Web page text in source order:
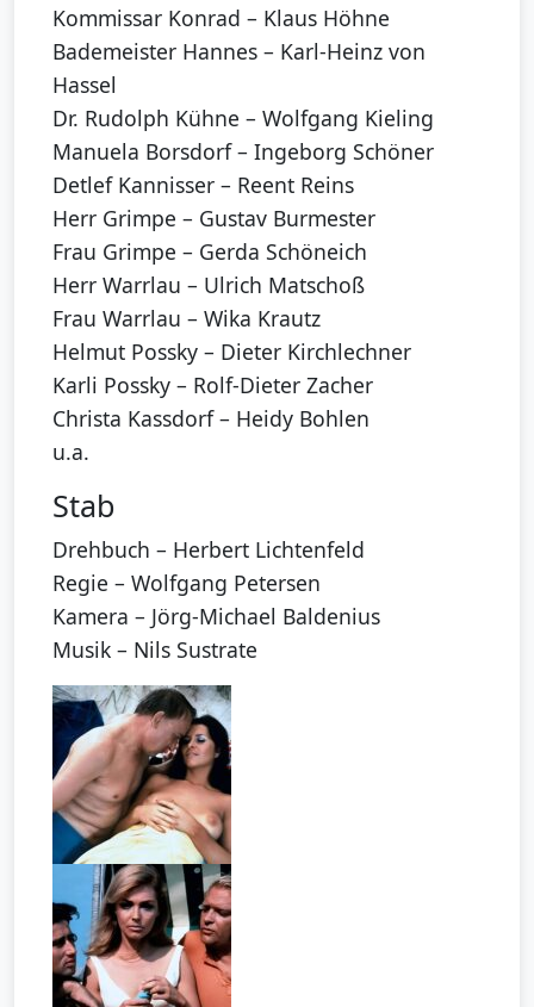
Kommissar Konrad – Klaus Höhne
Bademeister Hannes – Karl-Heinz von
Hassel
Dr. Rudolph Kühne – Wolfgang Kieling
Manuela Borsdorf – Ingeborg Schöner
Detlef Kannisser – Reent Reins
Herr Grimpe – Gustav Burmester
Frau Grimpe – Gerda Schöneich
Herr Warrlau – Ulrich Matschoß
Frau Warrlau – Wika Krautz
Helmut Possky – Dieter Kirchlechner
Karli Possky – Rolf-Dieter Zacher
Christa Kassdorf – Heidy Bohlen
u.a.
Stab
Drehbuch – Herbert Lichtenfeld
Regie – Wolfgang Petersen
Kamera – Jörg-Michael Baldenius
Musik – Nils Sustrate